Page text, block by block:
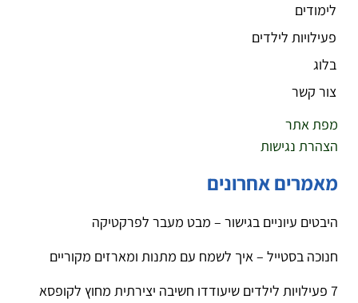
לימודים
פעילויות לילדים
בלוג
צור קשר
מפת אתר
הצהרת נגישות
מאמרים אחרונים
היבטים עיוניים בגישור – מבט מעבר לפרקטיקה
חנוכה בסטייל – איך לשמח עם מתנות ומארזים מקוריים
7 פעילויות לילדים שיעודדו חשיבה יצירתית מחוץ לקופסא